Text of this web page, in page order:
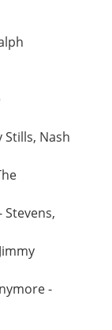
Stills, Nash
Stevens,
-